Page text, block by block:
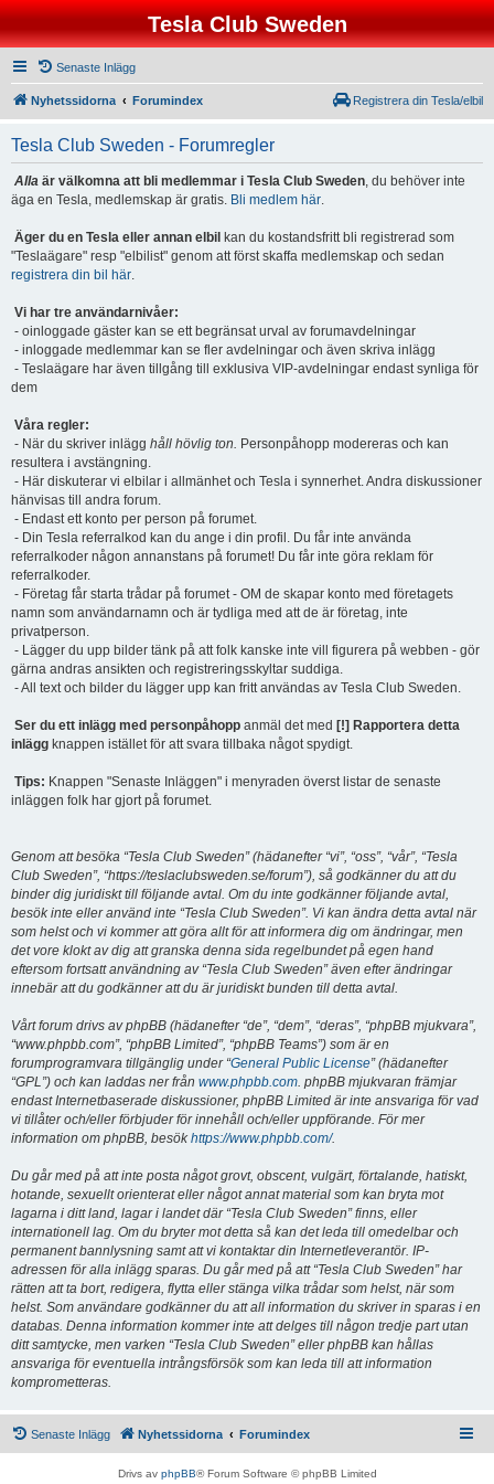
Tesla Club Sweden
Senaste Inlägg
Nyhetssidorna Forumindex Registrera din Tesla/elbil
Tesla Club Sweden - Forumregler
Alla är välkomna att bli medlemmar i Tesla Club Sweden, du behöver inte
äga en Tesla, medlemskap är gratis. Bli medlem här.
Äger du en Tesla eller annan elbil kan du kostandsfritt bli registrerad som
"Teslaägare" resp "elbilist" genom att först skaffa medlemskap och sedan
registrera din bil här.
Vi har tre användarnivåer:
- oinloggade gäster kan se ett begränsat urval av forumavdelningar
- inloggade medlemmar kan se fler avdelningar och även skriva inlägg
- Teslaägare har även tillgång till exklusiva VIP-avdelningar endast synliga för
dem
Våra regler:
- När du skriver inlägg håll hövlig ton. Personpåhopp modereras och kan
resultera i avstängning.
- Här diskuterar vi elbilar i allmänhet och Tesla i synnerhet. Andra diskussioner
hänvisas till andra forum.
- Endast ett konto per person på forumet.
- Din Tesla referralkod kan du ange i din profil. Du får inte använda
referralkoder någon annanstans på forumet! Du får inte göra reklam för
referralkoder.
- Företag får starta trådar på forumet - OM de skapar konto med företagets
namn som användarnamn och är tydliga med att de är företag, inte
privatperson.
- Lägger du upp bilder tänk på att folk kanske inte vill figurera på webben - gör
gärna andras ansikten och registreringsskyltar suddiga.
- All text och bilder du lägger upp kan fritt användas av Tesla Club Sweden.
Ser du ett inlägg med personpåhopp anmäl det med [!] Rapportera detta
inlägg knappen istället för att svara tillbaka något spydigt.
Tips: Knappen "Senaste Inläggen" i menyraden överst listar de senaste
inläggen folk har gjort på forumet.
Genom att besöka “Tesla Club Sweden” (hädanefter “vi”, “oss”, “vår”, “Tesla
Club Sweden”, “https://teslaclubsweden.se/forum”), så godkänner du att du
binder dig juridiskt till följande avtal. Om du inte godkänner följande avtal,
besök inte eller använd inte “Tesla Club Sweden”. Vi kan ändra detta avtal när
som helst och vi kommer att göra allt för att informera dig om ändringar, men
det vore klokt av dig att granska denna sida regelbundet på egen hand
eftersom fortsatt användning av “Tesla Club Sweden” även efter ändringar
innebär att du godkänner att du är juridiskt bunden till detta avtal.
Vårt forum drivs av phpBB (hädanefter “de”, “dem”, “deras”, “phpBB mjukvara”,
“www.phpbb.com”, “phpBB Limited”, “phpBB Teams”) som är en
forumprogramvara tillgänglig under “General Public License” (hädanefter
“GPL”) och kan laddas ner från www.phpbb.com. phpBB mjukvaran främjar
endast Internetbaserade diskussioner, phpBB Limited är inte ansvariga för vad
vi tillåter och/eller förbjuder för innehåll och/eller uppförande. För mer
information om phpBB, besökhttps://www.phpbb.com/.
Du går med på att inte posta något grovt, obscent, vulgärt, förtalande, hatiskt,
hotande, sexuellt orienterat eller något annat material som kan bryta mot
lagarna i ditt land, lagar i landet där “Tesla Club Sweden” finns, eller
internationell lag. Om du bryter mot detta så kan det leda till omedelbar och
permanent bannlysning samt att vi kontaktar din Internetleverantör. IP-
adressen för alla inlägg sparas. Du går med på att “Tesla Club Sweden” har
rätten att ta bort, redigera, flytta eller stänga vilka trådar som helst, när som
helst. Som användare godkänner du att all information du skriver in sparas i en
databas. Denna information kommer inte att delges till någon tredje part utan
ditt samtycke, men varken “Tesla Club Sweden” eller phpBB kan hållas
ansvariga för eventuella intrångsförsök som kan leda till att information
komprometteras.
Senaste Inlägg Nyhetssidorna Forumindex
Drivs av phpBB® Forum Software © phpBB Limited